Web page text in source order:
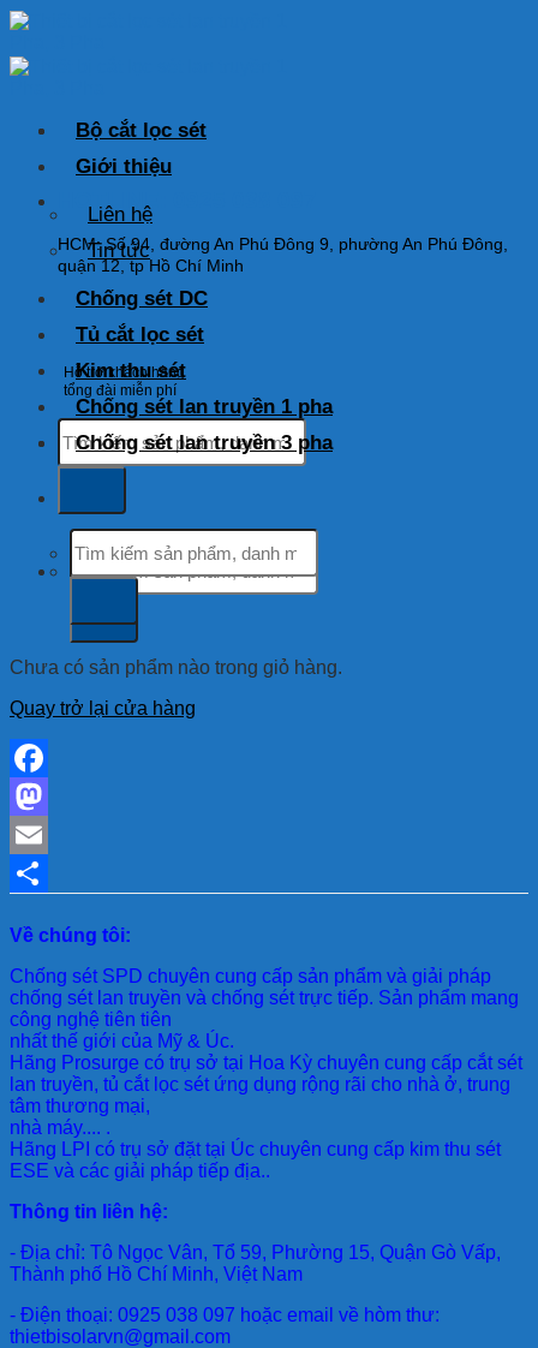
Skip
content
HOTLINE: 0925 038 097
HCM: Số 94, đường An Phú Đông 9, phường An Phú Đông,
quận 12, tp Hồ Chí Minh
Hỗ trợ khách hàng
tổng đài miễn phí
Tìm
kiếm:
Tìm
kiếm:
Bộ cắt lọc sét
Giới thiệu
Liên hệ
Tin tức
Chống sét DC
Tủ cắt lọc sét
Kim thu sét
Chống sét lan truyền 1 pha
Chống sét lan truyền 3 pha
Tìm
kiếm:
Chưa có sản phẩm nào trong giỏ hàng.
Quay trở lại cửa hàng
Facebook
Mastodon
Email
Về chúng tôi:
Chống sét SPD chuyên cung cấp sản phẩm và giải pháp
chống sét lan truyền và chống sét trực tiếp. Sản phẩm mang
công nghệ tiên tiên
nhất thế giới của Mỹ & Úc.
Hãng Prosurge có trụ sở tại Hoa Kỳ chuyên cung cấp cắt sét
lan truyền, tủ cắt lọc sét ứng dụng rộng rãi cho nhà ở, trung
tâm thương mại,
nhà máy.... .
Hãng LPI có trụ sở đặt tại Úc chuyên cung cấp kim thu sét
ESE và các giải pháp tiếp địa..
Thông tin liên hệ:
- Địa chỉ: Tô Ngọc Vân, Tổ 59, Phường 15, Quận Gò Vấp,
Thành phố Hồ Chí Minh, Việt Nam
- Điện thoại: 0925 038 097 hoặc email về hòm thư:
thietbisolarvn@gmail.com